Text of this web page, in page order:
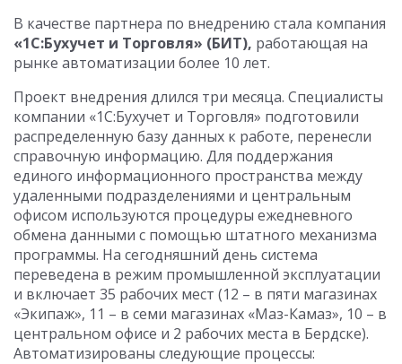
В качестве партнера по внедрению стала компания
«1С:Бухучет и Торговля» (БИТ), работающая на
рынке автоматизации более 10 лет.
Проект внедрения длился три месяца. Специалисты
компании «1С:Бухучет и Торговля» подготовили
распределенную базу данных к работе, перенесли
справочную информацию. Для поддержания
единого информационного пространства между
удаленными подразделениями и центральным
офисом используются процедуры ежедневного
обмена данными с помощью штатного механизма
программы. На сегодняшний день система
переведена в режим промышленной эксплуатации
и включает 35 рабочих мест (12 – в пяти магазинах
«Экипаж», 11 – в семи магазинах «Маз-Камаз», 10 – в
центральном офисе и 2 рабочих места в Бердске).
Автоматизированы следующие процессы: